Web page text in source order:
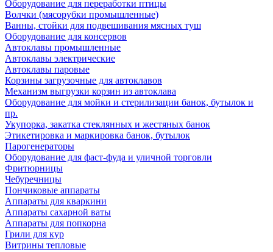
Оборудование для переработки птицы
Волчки (мясорубки промышленные)
Ванны, стойки для подвешивания мясных туш
Оборудование для консервов
Автоклавы промышленные
Автоклавы электрические
Автоклавы паровые
Корзины загрузочные для автоклавов
Механизм выгрузки корзин из автоклава
Оборудование для мойки и стерилизации банок, бутылок и
пр.
Укупорка, закатка стеклянных и жестяных банок
Этикетировка и маркировка банок, бутылок
Парогенераторы
Оборудование для фаст-фуда и уличной торговли
Фритюрницы
Чебуречницы
Пончиковые аппараты
Аппараты для кваркини
Аппараты сахарной ваты
Аппараты для попкорна
Грили для кур
Витрины тепловые